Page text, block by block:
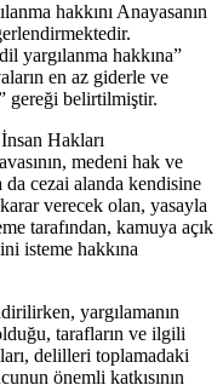
hakkını Anayasanın
yargılanma hakkına”
en az giderle ve
gereği belirtilmiştir.
Hakları
medeni hak ve
cezai alanda kendisine
verecek olan, yasayla
tarafından, kamuya açık
isteme hakkına
yargılamanın
tarafların ve ilgili
delilleri toplamadaki
önemli katkısının